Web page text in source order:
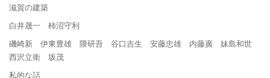
滋賀の建築
白井晟一 柿沼守利
磯崎新 伊東豊雄 隈研吾 谷口吉生 安藤忠雄 内藤廣 妹島和世
西沢立衛 坂茂
私的な話